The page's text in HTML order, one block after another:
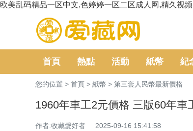
欧美乱码精品一区中文,色婷婷一区二区成人网,精久视
首頁 熱點 活動 紙幣 紀
您的位置 > 首頁 > 紙幣 > 第三套人民幣最新價格
1960年車工2元價格 三版60年車
作者:收藏愛好者 2025-09-16 15:41:58